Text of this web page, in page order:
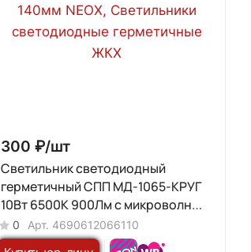
300 ₽/шт
Светильник светодиодный
герметичный СПП МД-1065-КРУГ
10Вт 6500К 900Лм с микроволн
датчиком IP65 140мм NEOX
0 Арт. 4690612066110